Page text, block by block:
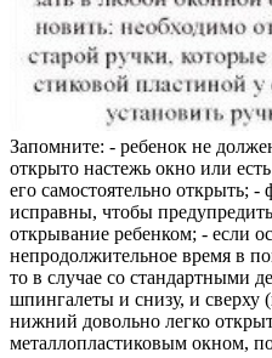
Запомните: - ребенок не
открыто настежь окно или
его самостоятельно открыть;
исправны, чтобы
открывание ребенком; - если
непродолжительное время в
то в случае со стандартными
шпингалеты и снизу, и сверху
нижний довольно легко
металлопластиковым окном,